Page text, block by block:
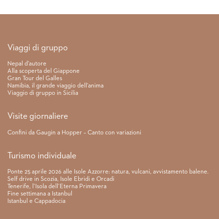
Link rapidi
Viaggi di gruppo
Nepal d’autore
Alla scoperta del Giappone
Gran Tour del Galles
Namibia, il grande viaggio dell’anima
Viaggio di gruppo in Sicilia
Visite giornaliere
Confini da Gaugin a Hopper – Canto con variazioni
Turismo individuale
Ponte 25 aprile 2026 alle Isole Azzorre: natura, vulcani, avvistamento balene.
Self drive in Scozia, Isole Ebridi e Orcadi
Tenerife, l’Isola dell’Eterna Primavera
Fine settimana a Istanbul
Istanbul e Cappadocia